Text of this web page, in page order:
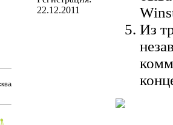
22.12.2011
Из